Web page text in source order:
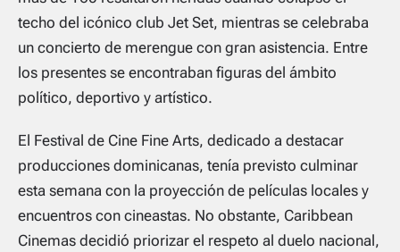
techo del icónico club Jet Set, mientras se celebraba
un concierto de merengue con gran asistencia. Entre
los presentes se encontraban figuras del ámbito
político, deportivo y artístico.
El Festival de Cine Fine Arts, dedicado a destacar
producciones dominicanas, tenía previsto culminar
esta semana con la proyección de películas locales y
encuentros con cineastas. No obstante, Caribbean
Cinemas decidió priorizar el respeto al duelo nacional,